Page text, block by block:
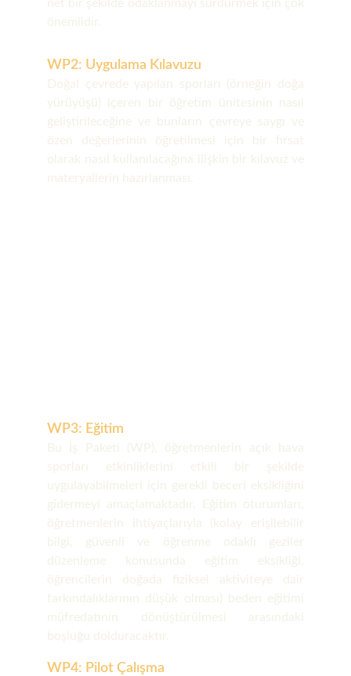
WP2: Uygulama Kılavuzu
Doğal çevrede yapılan sporları (örneğin doğa
yürüyüşü) içeren bir öğretim ünitesinin nasıl
geliştirileceğine ve bunların çevreye saygı ve
özen değerlerinin öğretilmesi için bir fırsat
olarak nasıl kullanılacağına ilişkin bir kılavuz ve
materyallerin hazırlanması.
WP3: Eğitim
WP4: Pilot Çalışma
net bir şekilde odaklanmayı sürdürmek için çok
önemlidir.
Bu İş Paketi (WP), öğretmenlerin açık hava
sporları etkinliklerini etkili bir şekilde
uygulayabilmeleri için gerekli beceri eksikliğini
gidermeyi amaçlamaktadır. Eğitim oturumları,
öğretmenlerin ihtiyaçlarıyla (kolay erişilebilir
bilgi, güvenli ve öğrenme odaklı geziler
düzenleme konusunda eğitim eksikliği,
öğrencilerin doğada fiziksel aktiviteye dair
farkındalıklarının düşük olması) beden eğitimi
müfredatının dönüştürülmesi arasındaki
boşluğu dolduracaktır.